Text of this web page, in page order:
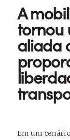
A
tornou
aliada
Em um